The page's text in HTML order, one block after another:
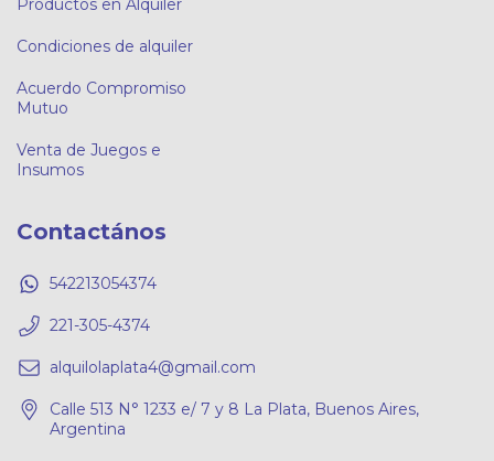
Productos en Alquiler
Condiciones de alquiler
Acuerdo Compromiso
Mutuo
Venta de Juegos e
Insumos
Contactános
542213054374
221-305-4374
alquilolaplata4@gmail.com
Calle 513 N° 1233 e/ 7 y 8 La Plata, Buenos Aires,
Argentina